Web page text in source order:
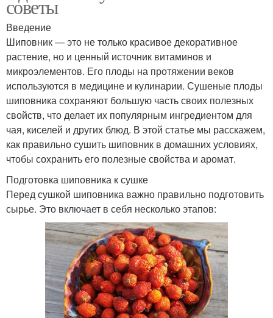
советы
Введение
Шиповник — это не только красивое декоративное
растение, но и ценный источник витаминов и
микроэлементов. Его плоды на протяжении веков
используются в медицине и кулинарии. Сушеные плоды
шиповника сохраняют большую часть своих полезных
свойств, что делает их популярным ингредиентом для
чая, киселей и других блюд. В этой статье мы расскажем,
как правильно сушить шиповник в домашних условиях,
чтобы сохранить его полезные свойства и аромат.
Подготовка шиповника к сушке
Перед сушкой шиповника важно правильно подготовить
сырье. Это включает в себя несколько этапов: